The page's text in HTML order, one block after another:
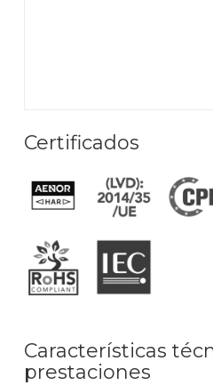
Certificados
Características
prestaciones